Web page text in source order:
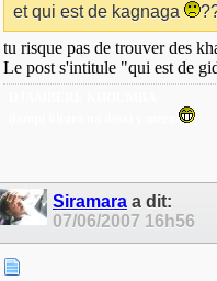
et qui est de kagnaga
tu risque pas de trouver des
Le post s'intitule "qui est de
Siramara a dit:
07/06/2007 16h56